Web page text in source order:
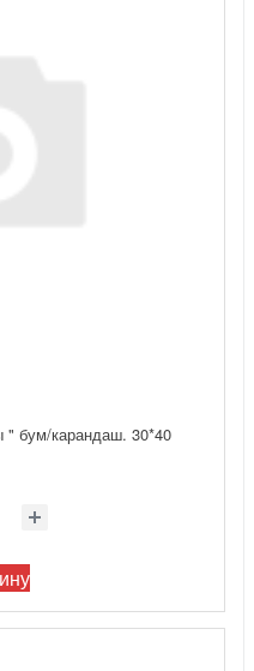
бум/карандаш. 30*40